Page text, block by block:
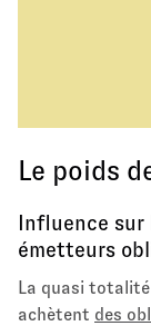
Le poids
Influence
émetteurs
La quasi
achètent des